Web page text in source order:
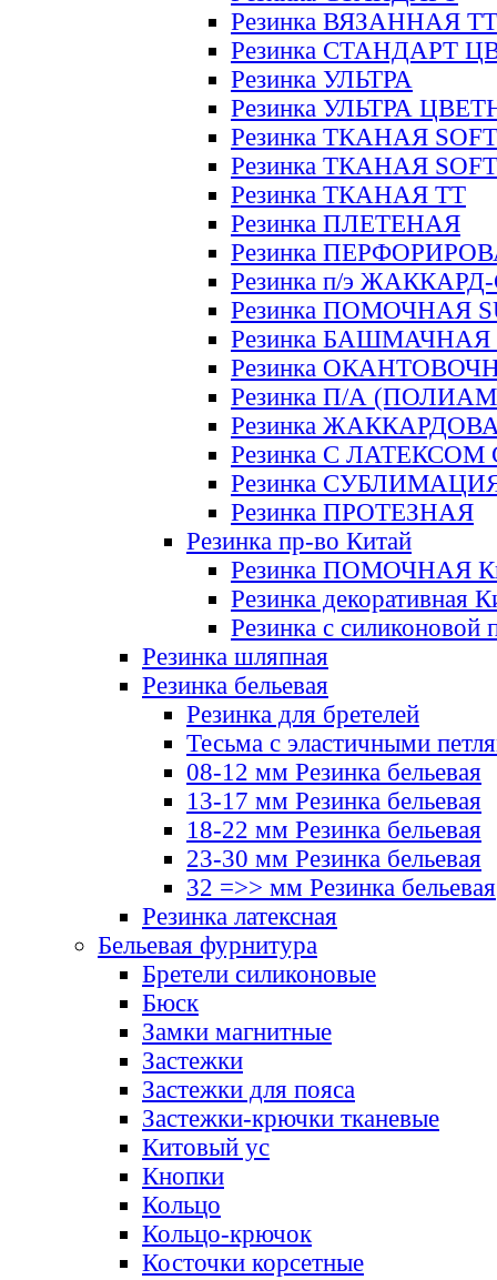
Резинка ВЯЗАННАЯ ТТ
Резинка СТАНДАРТ
Резинка УЛЬТРА
Резинка УЛЬТРА
Резинка ТКАНАЯ SOFT
Резинка ТКАНАЯ
Резинка ТКАНАЯ ТТ
Резинка ПЛЕТЕНАЯ
Резинка
Резинка п/э
Резинка ПОМОЧНАЯ
Резинка БАШМАЧНАЯ
Резинка
Резинка П/А
Резинка
Резинка С ЛАТЕКСОМ
Резинка
Резинка ПРОТЕЗНАЯ
Резинка пр-во Китай
Резинка ПОМОЧНАЯ
Резинка декоративная
Резинка с силиконовой
Резинка шляпная
Резинка бельевая
Резинка для бретелей
Тесьма с эластичными
08-12 мм Резинка бельевая
13-17 мм Резинка бельевая
18-22 мм Резинка бельевая
23-30 мм Резинка бельевая
32 =>> мм Резинка бельевая
Резинка латексная
Бельевая фурнитура
Бретели силиконовые
Бюск
Замки магнитные
Застежки
Застежки для пояса
Застежки-крючки тканевые
Китовый ус
Кнопки
Кольцо
Кольцо-крючок
Косточки корсетные